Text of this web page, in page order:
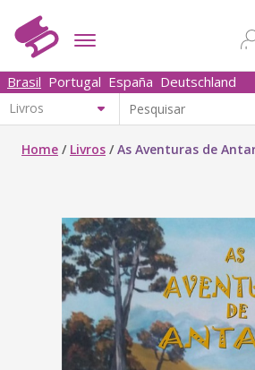
Brasil Portugal España Deutschland
Home / Livros /As Aventuras de